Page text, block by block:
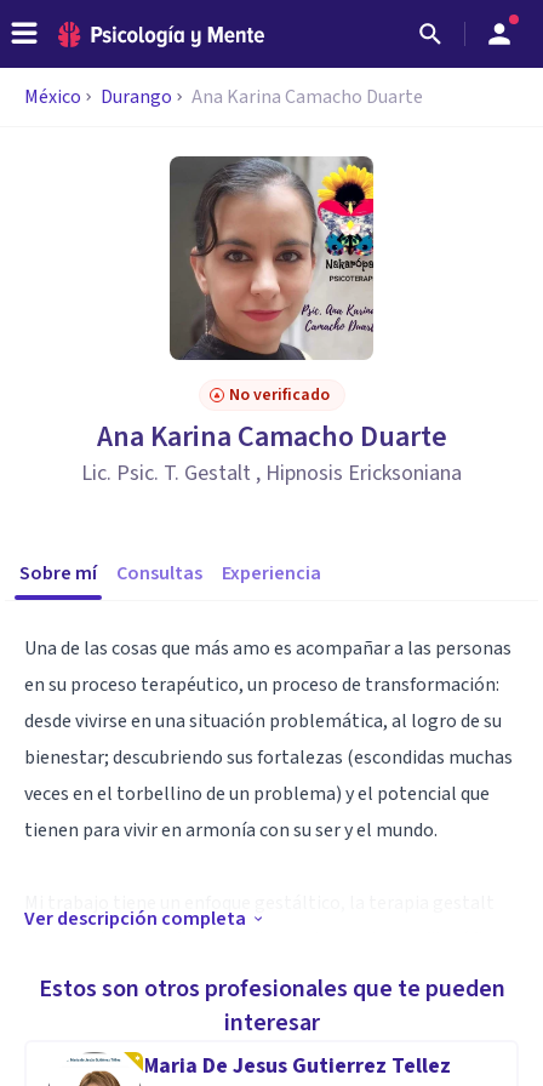
México Durango Ana Karina Camacho Duarte
No verificado
Ana Karina Camacho Duarte
Lic. Psic. T. Gestalt , Hipnosis Ericksoniana
Sobre mí Consultas Experiencia
Una de las cosas que más amo es acompañar a las personas
en su proceso terapéutico, un proceso de transformación:
desde vivirse en una situación problemática, al logro de su
bienestar; descubriendo sus fortalezas (escondidas muchas
veces en el torbellino de un problema) y el potencial que
tienen para vivir en armonía con su ser y el mundo.
orientales, por lo que, el vivir el aquí y ahora, el ser más
conscientes del momento presente y ser responsables de
nuestro ser, son aspectos que guían el proceso terapéutico.
Ver descripción completa
Estos son otros profesionales que te pueden
interesar
Maria De Jesus Gutierrez Tellez